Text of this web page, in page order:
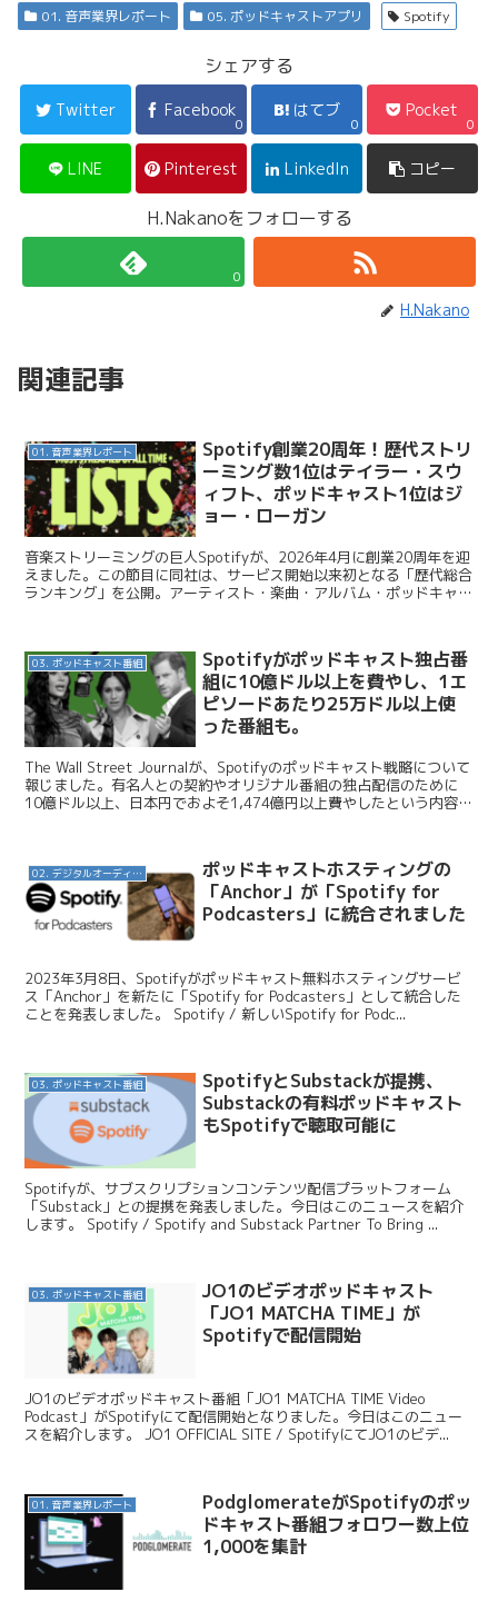
01. 音声業界レポート 05. ポッドキャストアプリ Spotify
シェアする
Twitter Facebook
0
はてブ
0
Pocket
0
LINE Pinterest LinkedIn コピー
H.Nakanoをフォローする
0
H.Nakano
関連記事
01. 音声業界レポート
Spotify創業20周年！歴代ストリ
ーミング数1位はテイラー・スウ
ィフト、ポッドキャスト1位はジ
ョー・ローガン
音楽ストリーミングの巨人Spotifyが、2026年4月に創業20周年を迎
えました。この節目に同社は、サービス開始以来初となる「歴代総合
ランキング」を公開。アーティスト・楽曲・アルバム・ポッドキャス
03. ポッドキャスト番組
Spotifyがポッドキャスト独占番
組に10億ドル以上を費やし、1エ
ピソードあたり25万ドル以上使
った番組も。
The Wall Street Journalが、Spotifyのポッドキャスト戦略について
報じました。有名人との契約やオリジナル番組の独占配信のために
10億ドル以上、日本円でおよそ1,474億円以上費やしたという内容で
02. デジタルオーディオ広告（音声広告）
ポッドキャストホスティングの
「Anchor」が「Spotify for
Podcasters」に統合されました
2023年3月8日、Spotifyがポッドキャスト無料ホスティングサービ
ス「Anchor」を新たに「Spotify for Podcasters」として統合した
ことを発表しました。 Spotify / 新しいSpotify for Podc...
03. ポッドキャスト番組
SpotifyとSubstackが提携、
Substackの有料ポッドキャスト
もSpotifyで聴取可能に
Spotifyが、サブスクリプションコンテンツ配信プラットフォーム
「Substack」との提携を発表しました。今日はこのニュースを紹介
します。 Spotify / Spotify and Substack Partner To Bring ...
03. ポッドキャスト番組
JO1のビデオポッドキャスト
「JO1 MATCHA TIME」が
Spotifyで配信開始
JO1のビデオポッドキャスト番組「JO1 MATCHA TIME Video
Podcast」がSpotifyにて配信開始となりました。今日はこのニュー
スを紹介します。 JO1 OFFICIAL SITE / SpotifyにてJO1のビデ...
01. 音声業界レポート
PodglomerateがSpotifyのポッ
ドキャスト番組フォロワー数上位
1,000を集計